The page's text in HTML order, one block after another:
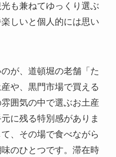
も兼ねてゆっくり選ぶ
しいと個人的には思い
が、道頓堀の老舗「た
や、黒門市場で買える
囲気の中で選ぶお土産
に残る特別感がありま
、その場で食べながら
のひとつです。滞在時